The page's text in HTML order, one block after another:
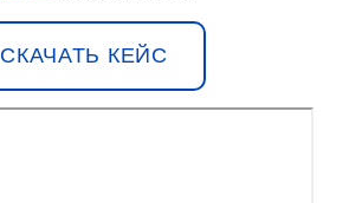
СКАЧАТЬ КЕЙС